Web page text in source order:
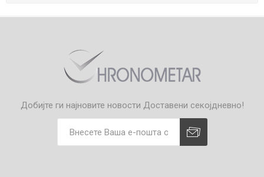
Добијте ги најновите новости Доставени секојдневно!